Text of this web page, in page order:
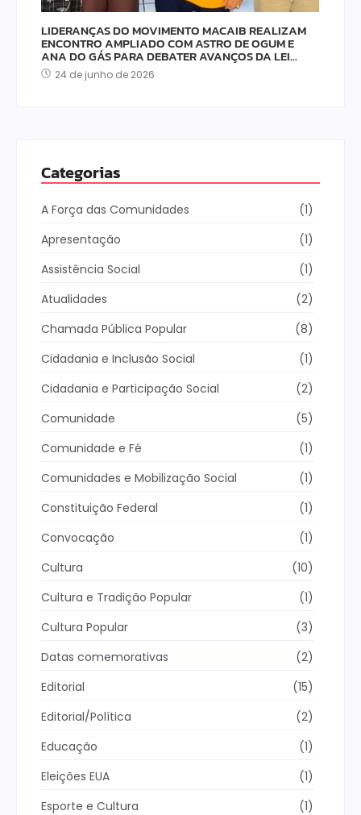
LIDERANÇAS DO MOVIMENTO MACAIB REALIZAM
ENCONTRO AMPLIADO COM ASTRO DE OGUM E
ANA DO GÁS PARA DEBATER AVANÇOS DA LEI…
24 de junho de 2026
Categorias
A Força das Comunidades
(1)
Apresentação
(1)
Assistência Social
(1)
Atualidades
(2)
Chamada Pública Popular
(8)
Cidadania e Inclusão Social
(1)
Cidadania e Participação Social
(2)
Comunidade
(5)
Comunidade e Fé
(1)
Comunidades e Mobilização Social
(1)
Constituição Federal
(1)
Convocação
(1)
Cultura
(10)
Cultura e Tradição Popular
(1)
Cultura Popular
(3)
Datas comemorativas
(2)
Editorial
(15)
Editorial/Política
(2)
Educação
(1)
Eleições EUA
(1)
Esporte e Cultura
(1)